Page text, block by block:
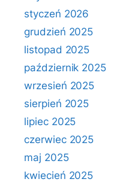
styczeń 2026
grudzień 2025
listopad 2025
październik 2025
wrzesień 2025
sierpień 2025
lipiec 2025
czerwiec 2025
maj 2025
kwiecień 2025